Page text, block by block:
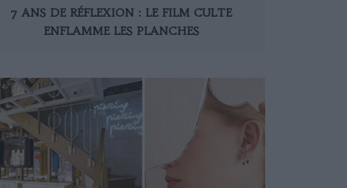
7 ANS DE RÉFLEXION : LE FILM CULTE
ENFLAMME LES PLANCHES